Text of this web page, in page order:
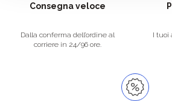
Consegna veloce
Dalla conferma dell’ordine al
corriere in 24/96 ore.
I tuoi